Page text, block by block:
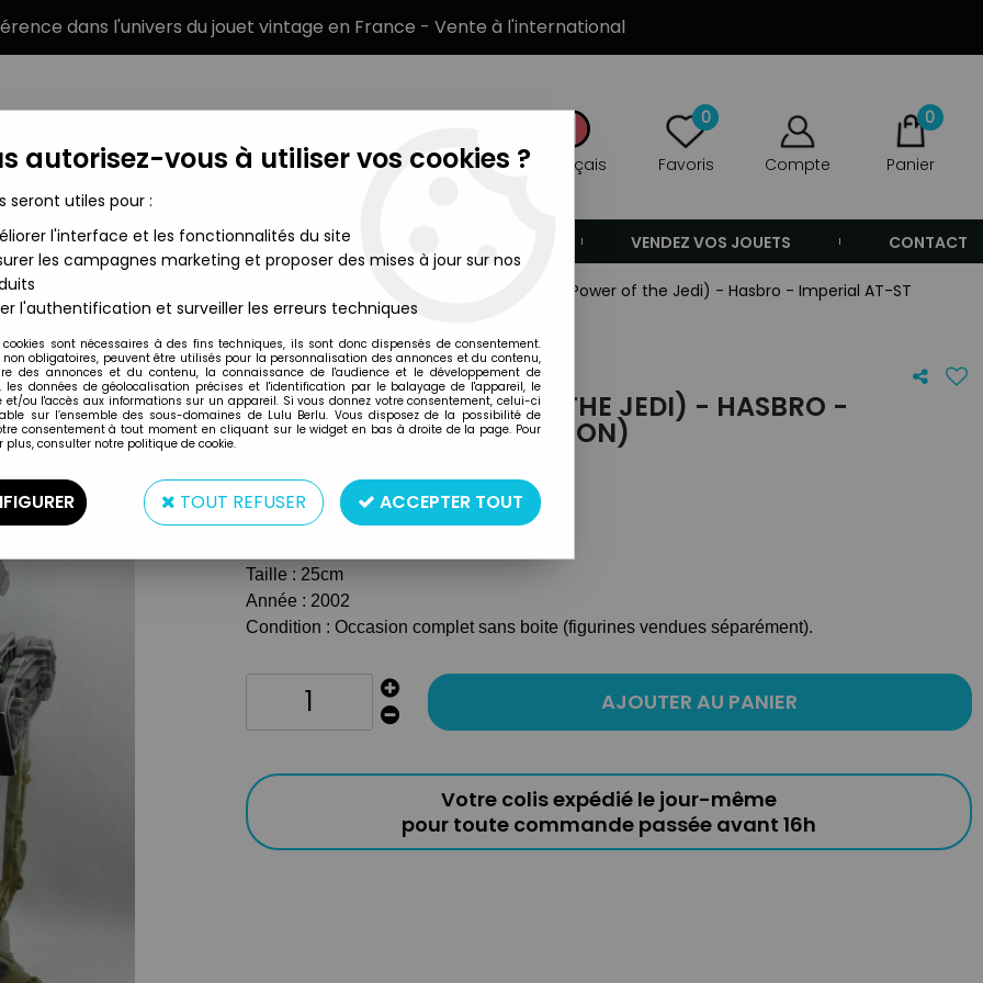
dans l'univers du jouet vintage en France - Vente à l'international
Français
0
Favoris Compte
0
Panier
MARQUES TYPE DE PRODUIT VENDEZ VOS JOUETS CONTACT
Power of the Jedi Star Wars (Power of the Jedi) - Hasbro - Imperial AT-ST
Hasbro
STAR WARS (POWER OF THE JEDI) - HASBRO -
IMPERIAL AT-ST (OCCASION)
79,99 €TTC
Réf. :AR0003878
Taille : 25cm
Année : 2002
Condition : Occasion complet sans boite (figurines vendues séparément).
AJOUTER AU PANIER
Votre colis expédié le jour-même
pour toute commande passée avant 16h
autorisez-vous à utiliser vos cookies ?
seront utiles pour :
l'interface et les fonctionnalités du site
les campagnes marketing et proposer des mises à jour sur nos
l'authentification et surveiller les erreurs techniques
cookies sont nécessaires à des fins techniques, ils sont donc dispensés de consentement.
non obligatoires, peuvent être utilisés pour la personnalisation des annonces et du contenu,
des annonces et du contenu, la connaissance de l'audience et le développement de
les données de géolocalisation précises et l'identification par le balayage de l'appareil, le
et/ou l'accès aux informations sur un appareil. Si vous donnez votre consentement, celui-ci
sur l’ensemble des sous-domaines de Lulu Berlu. Vous disposez de la possibilité de
consentement à tout moment en cliquant sur le widget en bas à droite de la page. Pour
plus, consulter notre politique de cookie.
TOUT REFUSER ACCEPTER TOUT